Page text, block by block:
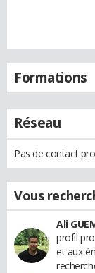
Formations
Réseau
Pas de contact
Vous
Ali
profil
et aux